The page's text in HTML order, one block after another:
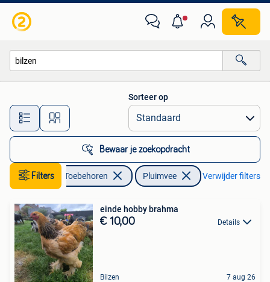
Alle afstanden…
Sorteer op
Bewaar je zoekopdracht
Filters
Dieren en Toebehoren Pluimvee Verwijder filters
einde hobby brahma
€ 10,00 Details
Bilzen 7 aug 26